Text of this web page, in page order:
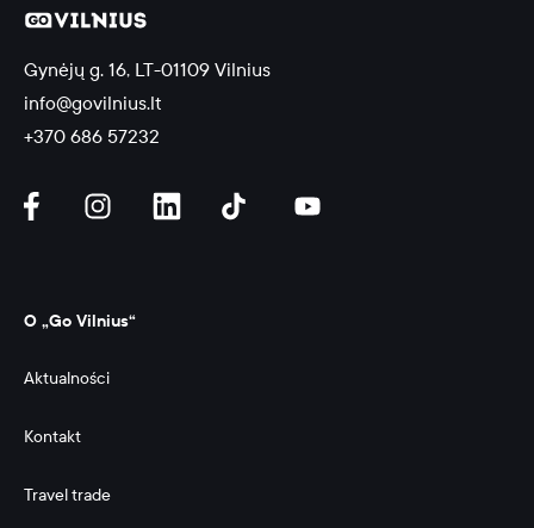
Gynėjų g. 16, LT-01109 Vilnius
info@govilnius.lt
+370 686 57232
O „Go Vilnius“
Aktualności
Kontakt
Travel trade